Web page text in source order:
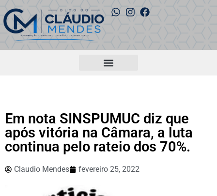
Em nota SINSPUMUC diz que
após vitória na Câmara, a luta
continua pelo rateio dos 70%.
Claudio Mendes fevereiro 25, 2022